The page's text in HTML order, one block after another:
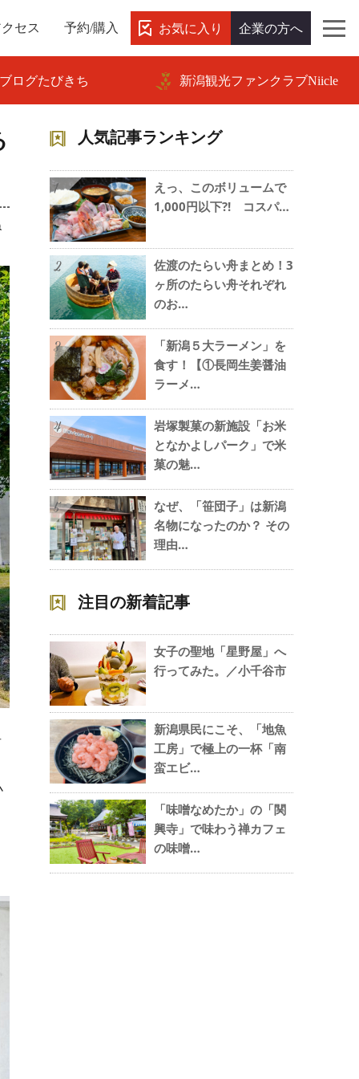
セス 予約/購入 お気に入り 企業の方へ
ログたびきち 新潟観光ファンクラブNiicle
人気記事ランキング
1
えっ、このボリュームで
1,000円以下?! コスパ…
2
佐渡のたらい舟まとめ！3
ヶ所のたらい舟それぞれ
のお…
3
「新潟５大ラーメン」を
食す！【①長岡生姜醤油
ラーメ…
4
岩塚製菓の新施設「お米
となかよしパーク」で米
菓の魅…
5
なぜ、「笹団子」は新潟
名物になったのか？ その
理由…
注目の新着記事
女子の聖地「星野屋」へ
行ってみた。／小千谷市
新潟県民にこそ、「地魚
工房」で極上の一杯「南
蛮エビ…
「味噌なめたか」の「関
興寺」で味わう禅カフェ
の味噌…